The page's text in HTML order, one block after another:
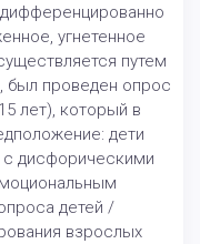
угнетенное
путем
был проведен опрос
лет), который в
дети
дисфорическими
детей /
взрослых